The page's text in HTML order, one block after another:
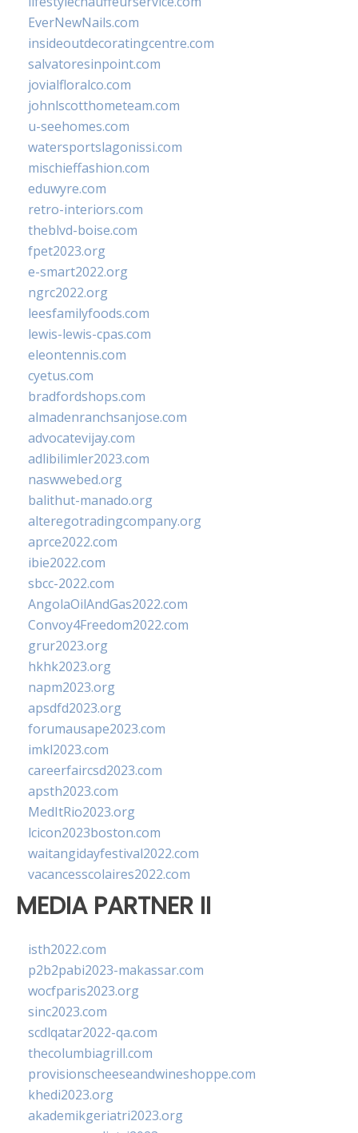
EverNewNails.com
insideoutdecoratingcentre.com
salvatoresinpoint.com
jovialfloralco.com
johnlscotthometeam.com
u-seehomes.com
watersportslagonissi.com
mischieffashion.com
eduwyre.com
retro-interiors.com
theblvd-boise.com
fpet2023.org
e-smart2022.org
ngrc2022.org
leesfamilyfoods.com
lewis-lewis-cpas.com
eleontennis.com
cyetus.com
bradfordshops.com
almadenranchsanjose.com
advocatevijay.com
adlibilimler2023.com
naswwebed.org
balithut-manado.org
alteregotradingcompany.org
aprce2022.com
ibie2022.com
sbcc-2022.com
AngolaOilAndGas2022.com
Convoy4Freedom2022.com
grur2023.org
hkhk2023.org
napm2023.org
apsdfd2023.org
forumausape2023.com
imkl2023.com
careerfaircsd2023.com
apsth2023.com
MedItRio2023.org
lcicon2023boston.com
waitangidayfestival2022.com
vacancesscolaires2022.com
MEDIA PARTNER II
isth2022.com
p2b2pabi2023-makassar.com
wocfparis2023.org
sinc2023.com
scdlqatar2022-qa.com
thecolumbiagrill.com
provisionscheeseandwineshoppe.com
khedi2023.org
akademikgeriatri2023.org